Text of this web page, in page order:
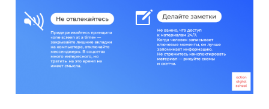
Политика обработки
Использование файлов cookie